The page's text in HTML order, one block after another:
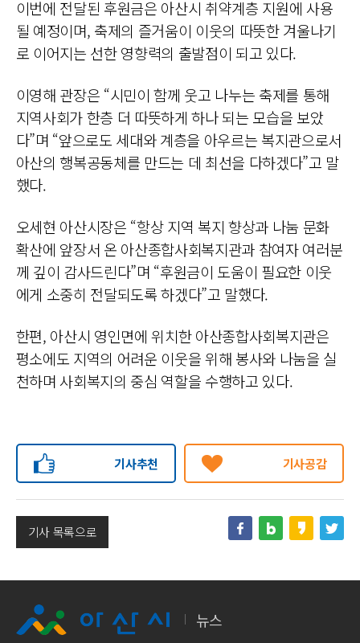
이번에 전달된 후원금은 아산시 취약계층 지원에 사용
될 예정이며, 축제의 즐거움이 이웃의 따뜻한 겨울나기
로 이어지는 선한 영향력의 출발점이 되고 있다.
이영해 관장은 “시민이 함께 웃고 나누는 축제를 통해
지역사회가 한층 더 따뜻하게 하나 되는 모습을 보았
다”며 “앞으로도 세대와 계층을 아우르는 복지관으로서
아산의 행복공동체를 만드는 데 최선을 다하겠다”고 말
했다.
오세현 아산시장은 “항상 지역 복지 향상과 나눔 문화
확산에 앞장서 온 아산종합사회복지관과 참여자 여러분
께 깊이 감사드린다”며 “후원금이 도움이 필요한 이웃
에게 소중히 전달되도록 하겠다”고 말했다.
한편, 아산시 영인면에 위치한 아산종합사회복지관은
평소에도 지역의 어려운 이웃을 위해 봉사와 나눔을 실
천하며 사회복지의 중심 역할을 수행하고 있다.
기사추천 기사공감
기사 목록으로
뉴스